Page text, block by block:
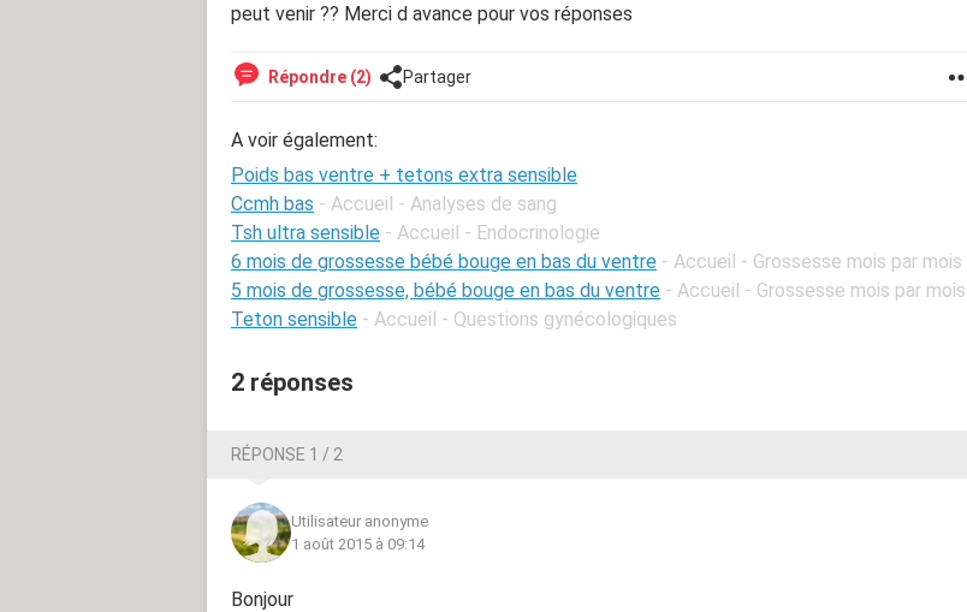
peut venir ?? Merci d avance pour vos réponses
Répondre (2) Partager
A voir également:
Poids bas ventre + tetons extra sensible
Ccmh bas - Accueil - Analyses de sang
Tsh ultra sensible - Accueil - Endocrinologie
6 mois de grossesse bébé bouge en bas du ventre - Accueil - Grossesse mois par mois
5 mois de grossesse, bébé bouge en bas du ventre - Accueil - Grossesse mois par mois
Teton sensible - Accueil - Questions gynécologiques
2 réponses
RÉPONSE 1 / 2
Utilisateur anonyme
1 août 2015 à 09:14
Bonjour